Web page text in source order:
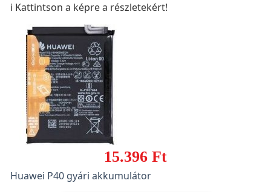
ℹ️ Kattintson a képre a részletekért!
15.396 Ft
Huawei P40 gyári akkumulátor